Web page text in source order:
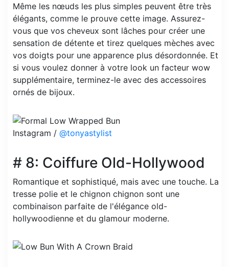
Même les nœuds les plus simples peuvent être très
élégants, comme le prouve cette image. Assurez-
vous que vos cheveux sont lâches pour créer une
sensation de détente et tirez quelques mèches avec
vos doigts pour une apparence plus désordonnée. Et
si vous voulez donner à votre look un facteur wow
supplémentaire, terminez-le avec des accessoires
ornés de bijoux.
Instagram / @tonyastylist
# 8: Coiffure Old-Hollywood
Romantique et sophistiqué, mais avec une touche. La
tresse polie et le chignon chignon sont une
combinaison parfaite de l'élégance old-
hollywoodienne et du glamour moderne.